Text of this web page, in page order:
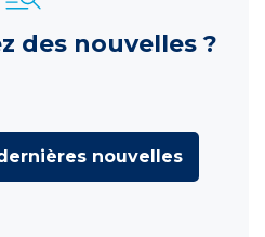
des nouvelles ?
nouvelles